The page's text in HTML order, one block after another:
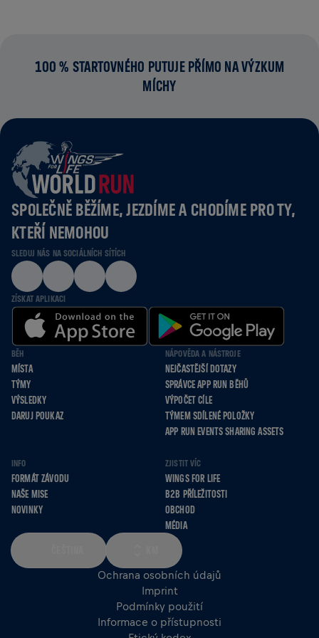
100 % STARTOVNÉHO PUTUJE PŘÍMO NA VÝZKUM
MÍCHY
SPOLEČNĚ BĚŽÍME, JEZDÍME A CHODÍME PRO TY,
KTEŘÍ NEMOHOU
SLEDUJ NÁS NA SOCIÁLNÍCH SÍTÍCH
ZÍSKAT APLIKACI
BĚH
MÍSTA
TÝMY
VÝSLEDKY
DARUJ POUKAZ
NÁPOVĚDA A NÁSTROJE
NEJČASTĚJŠÍ DOTAZY
SPRÁVCE APP RUN BĚHŮ
VÝPOČET CÍLE
TÝMEM SDÍLENÉ POLOŽKY
APP RUN EVENTS SHARING ASSETS
INFO
FORMÁT ZÁVODU
NAŠE MISE
NOVINKY
ZJISTIT VÍC
WINGS FOR LIFE
B2B PŘÍLEŽITOSTI
OBCHOD
MÉDIA
Ochrana osobních údajů
Imprint
Podmínky použití
Informace o přístupnosti